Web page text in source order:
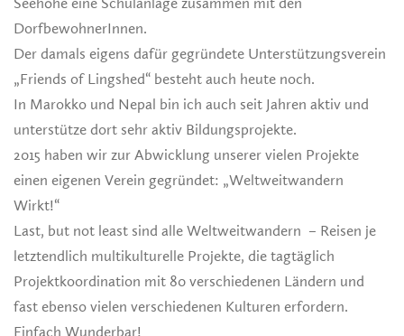
DorfbewohnerInnen.
Der damals eigens dafür gegründete Unterstützungsverein
„Friends of Lingshed“ besteht auch heute noch.
In Marokko und Nepal bin ich auch seit Jahren aktiv und
unterstütze dort sehr aktiv Bildungsprojekte.
2015 haben wir zur Abwicklung unserer vielen Projekte
einen eigenen Verein gegründet: „Weltweitwandern
Wirkt!“
Last, but not least sind alle Weltweitwandern – Reisen je
letztendlich multikulturelle Projekte, die tagtäglich
Projektkoordination mit 80 verschiedenen Ländern und
fast ebenso vielen verschiedenen Kulturen erfordern.
Einfach Wunderbar!